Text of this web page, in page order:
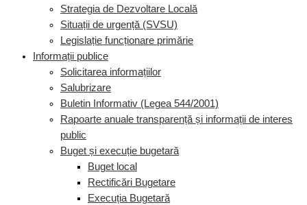
Strategia de Dezvoltare Locală
Situații de urgență (SVSU)
Legislație funcționare primărie
Informații publice
Solicitarea informațiilor
Salubrizare
Buletin Informativ (Legea 544/2001)
Rapoarte anuale transparență și informații de interes
public
Buget și execuție bugetară
Buget local
Rectificări Bugetare
Execuția Bugetară